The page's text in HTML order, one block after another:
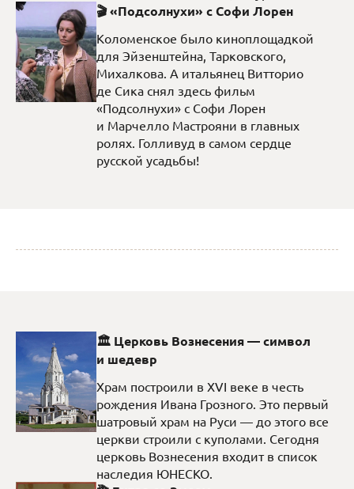
🎬 «Подсолнухи» с Софи Лорен
Коломенское было киноплощадкой
для Эйзенштейна, Тарковского,
Михалкова. А итальянец Витторио
де Сика снял здесь фильм
«Подсолнухи» с Софи Лорен
и Марчелло Мастрояни в главных
ролях. Голливуд в самом сердце
русской усадьбы!
🏛️ Церковь Вознесения — символ
и шедевр
Храм построили в XVI веке в честь
рождения Ивана Грозного. Это первый
шатровый храм на Руси — до этого все
церкви строили с куполами. Сегодня
церковь Вознесения входит в список
наследия ЮНЕСКО.